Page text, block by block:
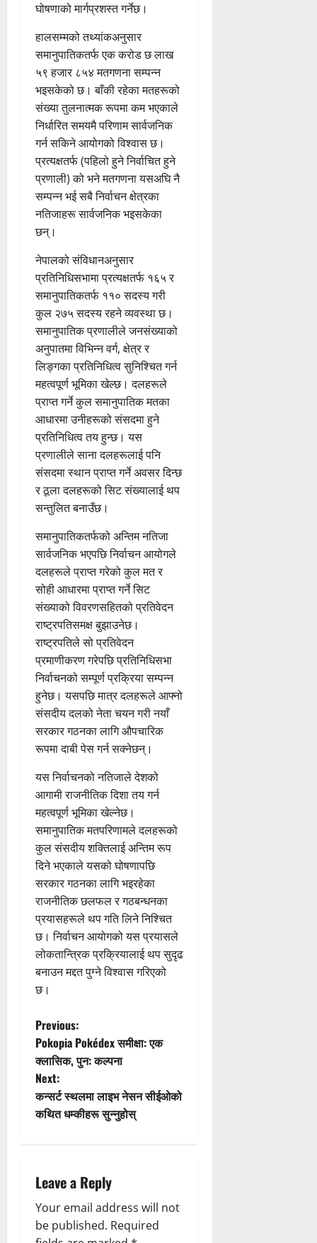
घोषणाको मार्गप्रशस्त गर्नेछ।
हालसम्मको तथ्यांकअनुसार
समानुपातिकतर्फ एक करोड छ लाख
५९ हजार ८५४ मतगणना सम्पन्न
भइसकेको छ। बाँकी रहेका मतहरूको
संख्या तुलनात्मक रूपमा कम भएकाले
निर्धारित समयमै परिणाम सार्वजनिक
गर्न सकिने आयोगको विश्वास छ।
प्रत्यक्षतर्फ (पहिलो हुने निर्वाचित हुने
प्रणाली) को भने मतगणना यसअघि नै
सम्पन्न भई सबै निर्वाचन क्षेत्रका
नतिजाहरू सार्वजनिक भइसकेका
छन्।
नेपालको संविधानअनुसार
प्रतिनिधिसभामा प्रत्यक्षतर्फ १६५ र
समानुपातिकतर्फ ११० सदस्य गरी
कुल २७५ सदस्य रहने व्यवस्था छ।
समानुपातिक प्रणालीले जनसंख्याको
अनुपातमा विभिन्न वर्ग, क्षेत्र र
लिङ्गका प्रतिनिधित्व सुनिश्चित गर्न
महत्वपूर्ण भूमिका खेल्छ। दलहरूले
प्राप्त गर्ने कुल समानुपातिक मतका
आधारमा उनीहरूको संसदमा हुने
प्रतिनिधित्व तय हुन्छ। यस
प्रणालीले साना दलहरूलाई पनि
संसदमा स्थान प्राप्त गर्ने अवसर दिन्छ
र ठूला दलहरूको सिट संख्यालाई थप
सन्तुलित बनाउँछ।
समानुपातिकतर्फको अन्तिम नतिजा
सार्वजनिक भएपछि निर्वाचन आयोगले
दलहरूले प्राप्त गरेको कुल मत र
सोही आधारमा प्राप्त गर्ने सिट
संख्याको विवरणसहितको प्रतिवेदन
राष्ट्रपतिसमक्ष बुझाउनेछ।
राष्ट्रपतिले सो प्रतिवेदन
प्रमाणीकरण गरेपछि प्रतिनिधिसभा
निर्वाचनको सम्पूर्ण प्रक्रिया सम्पन्न
हुनेछ। यसपछि मात्र दलहरूले आफ्नो
संसदीय दलको नेता चयन गरी नयाँ
सरकार गठनका लागि औपचारिक
रूपमा दाबी पेस गर्न सक्नेछन्।
यस निर्वाचनको नतिजाले देशको
आगामी राजनीतिक दिशा तय गर्न
महत्वपूर्ण भूमिका खेल्नेछ।
समानुपातिक मतपरिणामले दलहरूको
कुल संसदीय शक्तिलाई अन्तिम रूप
दिने भएकाले यसको घोषणापछि
सरकार गठनका लागि भइरहेका
राजनीतिक छलफल र गठबन्धनका
प्रयासहरूले थप गति लिने निश्चित
छ। निर्वाचन आयोगको यस प्रयासले
लोकतान्त्रिक प्रक्रियालाई थप सुदृढ
बनाउन मद्दत पुग्ने विश्वास गरिएको
छ।
P
o
s
t
a
v
Previous:
Pokopia Pokédex समीक्षा: एक
क्लासिक, पुन: कल्पना
Next:
कन्सर्ट स्थलमा लाइभ नेसन सीईओको
कथित धम्कीहरू सुन्नुहोस्
Leave a Reply
Your email address will not
be published. Required